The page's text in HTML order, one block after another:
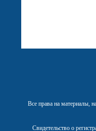
Все права на материалы,
Свидетельство о